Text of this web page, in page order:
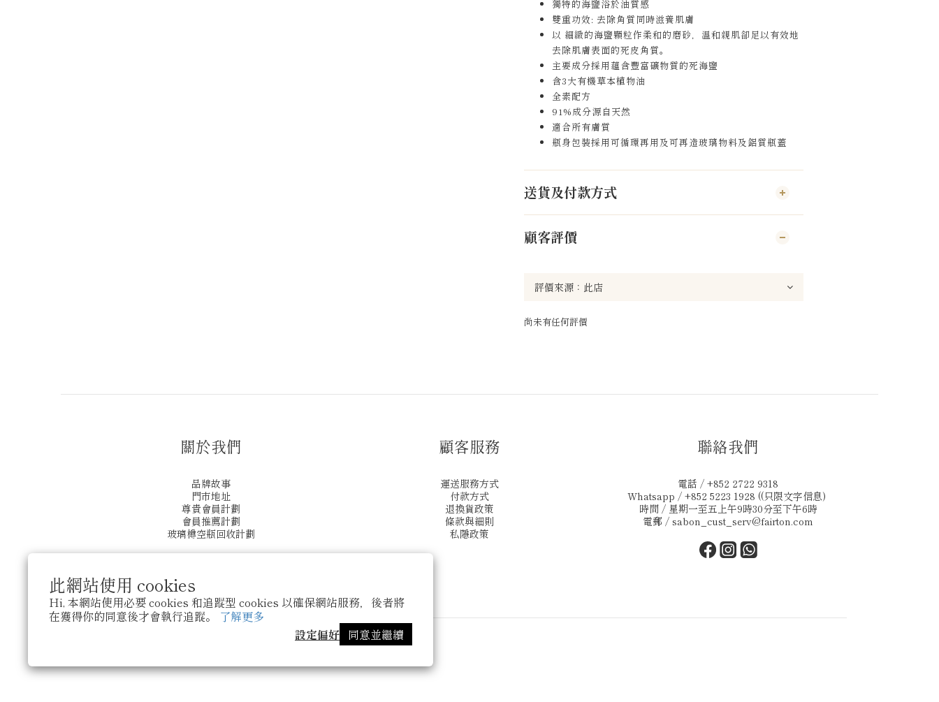
此網站使用 cookies
Hi, 本網站使用必要 cookies 和追蹤型 cookies 以確保網站服務，後者將
在獲得你的同意後才會執行追蹤。 了解更多
設定偏好 同意並繼續
獨特的海鹽浴於油質感
雙重功效: 去除角質同時滋養肌膚
以 細緻的海鹽顆粒作柔和的磨砂，温和親肌卻足以有效地
去除肌膚表面的死皮角質。
主要成分採用蘊含豐富礦物質的死海鹽
含3大有機草本植物油
全素配方
91%成分源自天然
適合所有膚質
瓶身包裝採用可循環再用及可再造玻璃物料及鋁質瓶蓋
送貨及付款方式
顧客評價
尚未有任何評價
關於我們
品牌故事
門市地址
尊貴會員計劃
會員推薦計劃
玻璃樽空瓶回收計劃
顧客服務
運送服務方式
付款方式
退換貨政策
條款與細則
私隱政策
聯絡我們
電話 / +852 2722 9318
Whatsapp / +852 5223 1928 ((只限文字信息)
時間 / 星期一至五上午9時30分至下午6時
電郵 / sabon_cust_serv@fairton.com